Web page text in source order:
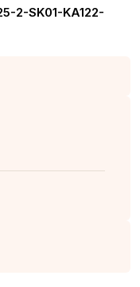
2-SK01-KA122-